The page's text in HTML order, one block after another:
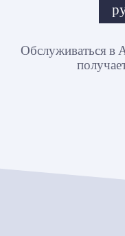
Обслуживаться в